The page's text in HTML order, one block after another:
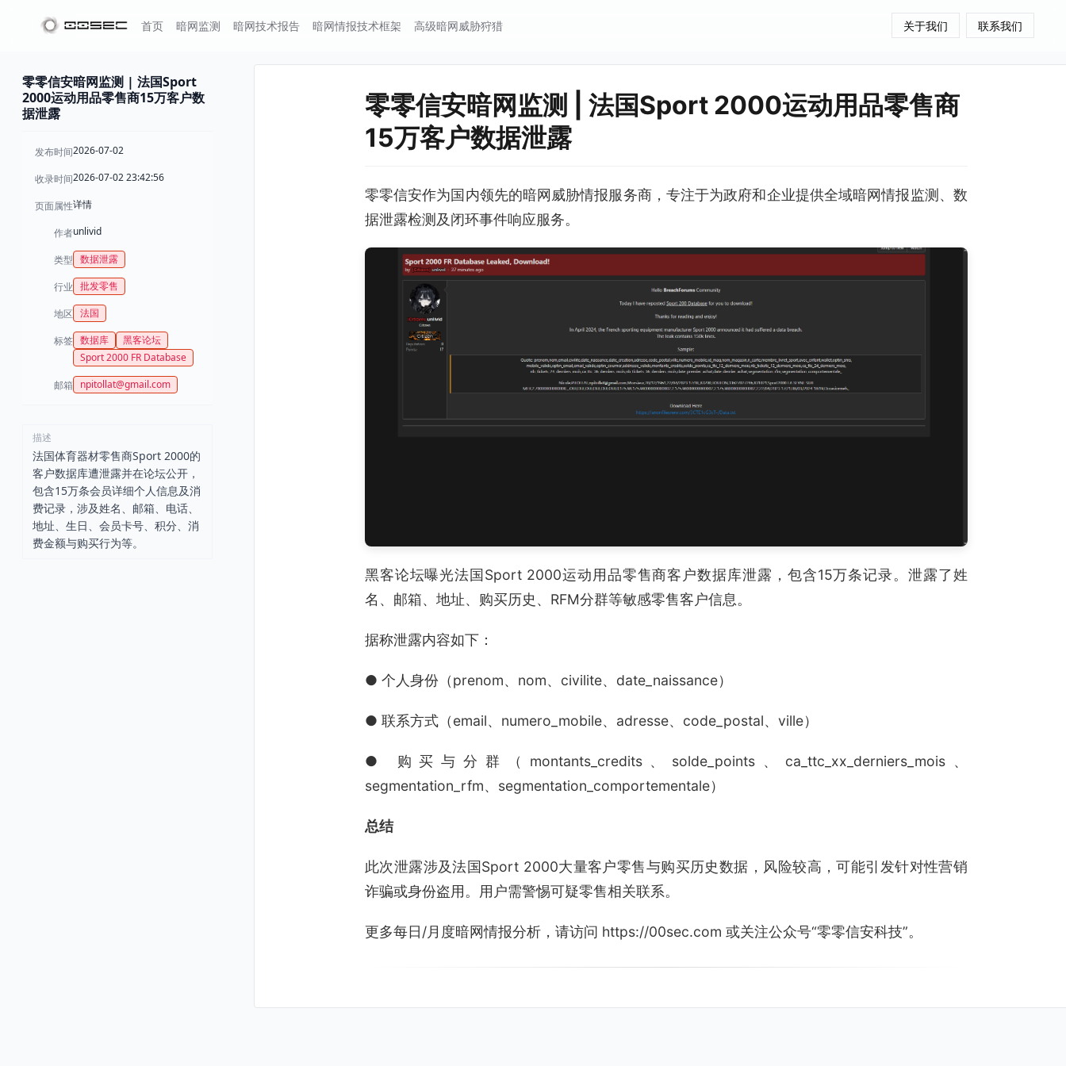
首页 暗网监测 暗网技术报告 暗网情报技术框架 高级暗网威胁狩猎 关于我们 联系我们
零零信安暗网监测 | 法国Sport
2000运动用品零售商15万客户数
据泄露
发布时间2026-07-02
收录时间2026-07-02 23:42:56
页面属性详情
作者unlivid
类型 数据泄露
行业 批发零售
地区 法国
标签 数据库
黑客论坛
Sport 2000 FR Database
邮箱 npitollat@gmail.com
描述
法国体育器材零售商Sport 2000的
客户数据库遭泄露并在论坛公开，
包含15万条会员详细个人信息及消
费记录，涉及姓名、邮箱、电话、
地址、生日、会员卡号、积分、消
费金额与购买行为等。
零零信安暗网监测 | 法国Sport 2000运动用品零售商
15万客户数据泄露
零零信安作为国内领先的暗网威胁情报服务商，专注于为政府和企业提供全域暗网情报监测、数
据泄露检测及闭环事件响应服务。
黑客论坛曝光法国Sport 2000运动用品零售商客户数据库泄露，包含15万条记录。泄露了姓
名、邮箱、地址、购买历史、RFM分群等敏感零售客户信息。
据称泄露内容如下：
● 个人身份（prenom、nom、civilite、date_naissance）
● 联系方式（email、numero_mobile、adresse、code_postal、ville）
● 购买与分群（montants_credits、solde_points、ca_ttc_xx_derniers_mois、
segmentation_rfm、segmentation_comportementale）
总结
此次泄露涉及法国Sport 2000大量客户零售与购买历史数据，风险较高，可能引发针对性营销
诈骗或身份盗用。用户需警惕可疑零售相关联系。
更多每日/月度暗网情报分析，请访问 https://00sec.com 或关注公众号“零零信安科技”。